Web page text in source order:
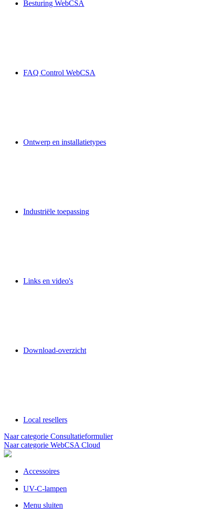
Besturing WebCSA
FAQ Control WebCSA
Ontwerp en installatietypes
Industriële toepassing
Links en video's
Download-overzicht
Local resellers
Naar categorie Consultatieformulier
Naar categorie WebCSA Cloud
Accessoires
UV-C-lampen
Menu sluiten